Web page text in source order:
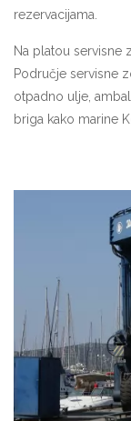
rezervacijama.
Na platou servisne
Područje servisne
otpadno ulje,
briga kako marine